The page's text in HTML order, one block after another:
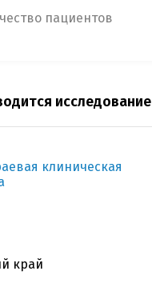
пациентов
исследование
клиническая
край